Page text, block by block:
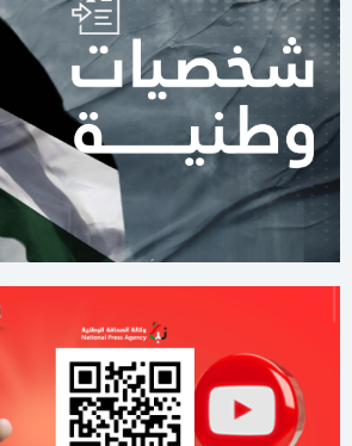
11:00 مساءاً
مصادر عسكرية: "إسرائيل" تقيّد الاغتيالات
الهجمات 14 يومًا
11:42 صباحا
صحيفة: نيابة رام الله تصدر مذكرة توقيف بحق
النتشة
لليوم الثاني.. الاحتلال يُواصل عدوانه على
11:44 صباحا
صحيفة تكشف تفاصيل جديدة من ملامح